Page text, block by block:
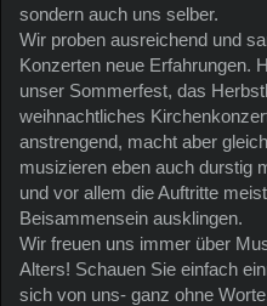
sondern auch uns selber.
Wir proben ausreichend und
Konzerten neue Erfahrungen.
unser Sommerfest, das
weihnachtliches
anstrengend, macht aber
musizieren eben auch durstig
und vor allem die Auftritte
Beisammensein ausklingen.
Wir freuen uns immer über
Alters! Schauen Sie einfach
sich von uns- ganz ohne